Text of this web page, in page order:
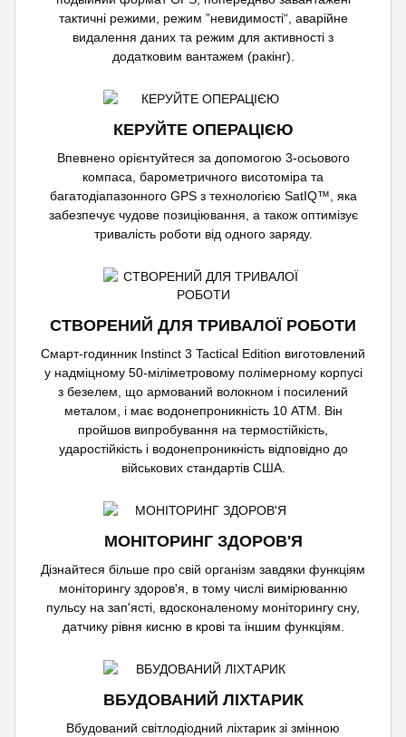
тактичні режими, режим ”невидимості“, аварійне
видалення даних та режим для активності з
додатковим вантажем (ракінг).
КЕРУЙТЕ ОПЕРАЦІЄЮ
Впевнено орієнтуйтеся за допомогою 3-осьового
компаса, барометричного висотоміра та
багатодіапазонного GPS з технологією SatIQ™, яка
забезпечує чудове позиціювання, а також оптимізує
тривалість роботи від одного заряду.
СТВОРЕНИЙ ДЛЯ ТРИВАЛОЇ РОБОТИ
Смарт-годинник Instinct 3 Tactical Edition виготовлений
у надміцному 50-міліметровому полімерному корпусі
з безелем, що армований волокном і посилений
металом, і має водонепроникність 10 ATM. Він
пройшов випробування на термостійкість,
ударостійкість і водонепроникність відповідно до
військових стандартів США.
МОНІТОРИНГ ЗДОРОВ'Я
Дізнайтеся більше про свій організм завдяки функціям
моніторингу здоров'я, в тому числі вимірюванню
пульсу на зап'ясті, вдосконаленому моніторингу сну,
датчику рівня кисню в кровіта іншим функціям.
ВБУДОВАНИЙ ЛІХТАРИК
Вбудований світлодіодний ліхтарик зі змінною